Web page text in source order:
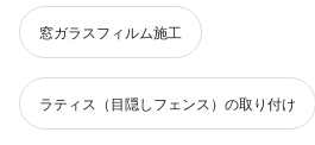
窓ガラスフィルム施工
ラティス（目隠しフェンス）の取り付け